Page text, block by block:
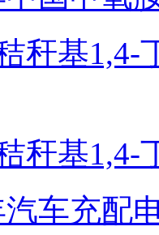
秆基1,4-
秆基1,4-
汽车充配